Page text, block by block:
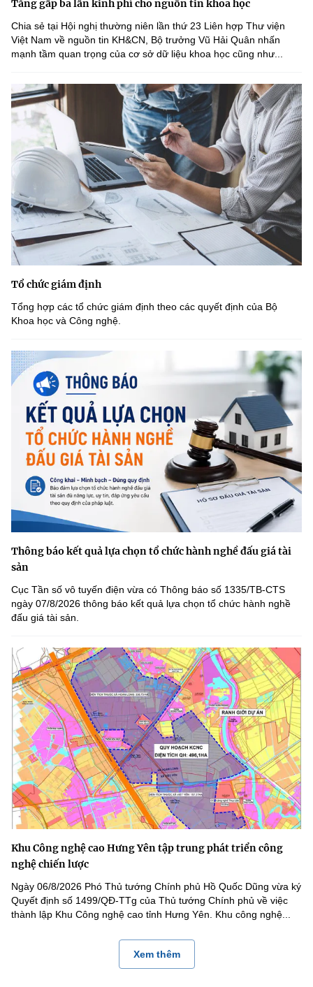
Tăng gấp ba lần kinh phí cho nguồn tin khoa học
Chia sẻ tại Hội nghị thường niên lần thứ 23 Liên hợp Thư viện
Việt Nam về nguồn tin KH&CN, Bộ trưởng Vũ Hải Quân nhấn
mạnh tầm quan trọng của cơ sở dữ liệu khoa học cũng như...
Tổ chức giám định
Tổng hợp các tổ chức giám định theo các quyết định của Bộ
Khoa học và Công nghệ.
Thông báo kết quả lựa chọn tổ chức hành nghề đấu giá tài
sản
Cục Tần số vô tuyến điện vừa có Thông báo số 1335/TB-CTS
ngày 07/8/2026 thông báo kết quả lựa chọn tổ chức hành nghề
đấu giá tài sản.
Khu Công nghệ cao Hưng Yên tập trung phát triển công
nghệ chiến lược
Ngày 06/8/2026 Phó Thủ tướng Chính phủ Hồ Quốc Dũng vừa ký
Quyết định số 1499/QĐ-TTg của Thủ tướng Chính phủ về việc
thành lập Khu Công nghệ cao tỉnh Hưng Yên. Khu công nghệ...
Xem thêm